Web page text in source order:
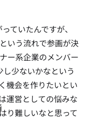
ていたんですが、
いう流れで参画が決
ー系企業のメンバー
少ないかなという
機会を作りたいとい
運営としての悩みな
り難しいなと思って
Email